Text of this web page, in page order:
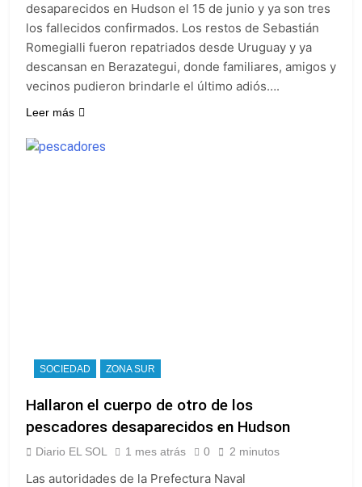
desaparecidos en Hudson el 15 de junio y ya son tres
los fallecidos confirmados. Los restos de Sebastián
Romegialli fueron repatriados desde Uruguay y ya
descansan en Berazategui, donde familiares, amigos y
vecinos pudieron brindarle el último adiós….
Leer más
SOCIEDAD ZONA SUR
Hallaron el cuerpo de otro de los
pescadores desaparecidos en Hudson
Diario EL SOL 1 mes atrás 0 2 minutos
Las autoridades de la Prefectura Naval